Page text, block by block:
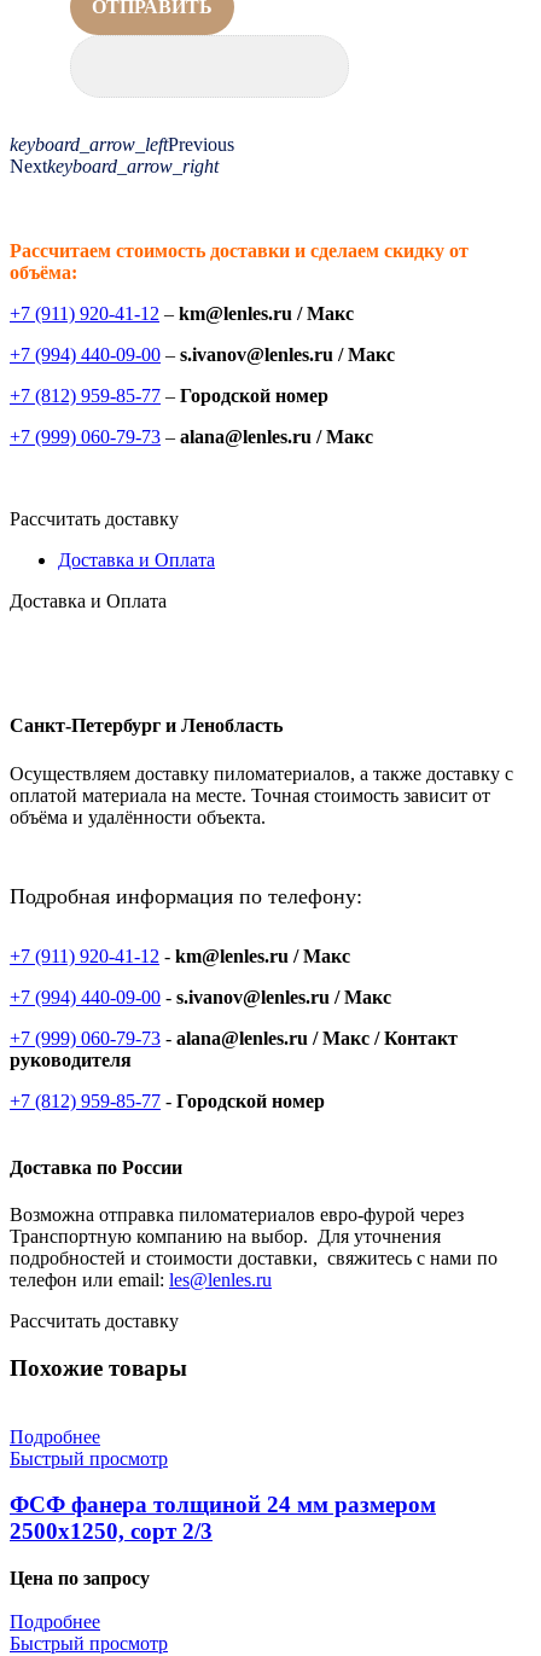
ОТПРАВИТЬ
keyboard_arrow_leftPrevious
Nextkeyboard_arrow_right
Рассчитаем стоимость доставки и сделаем скидку от
объёма:
+7 (911) 920-41-12 – km@lenles.ru / Макс
+7 (994) 440-09-00 – s.ivanov@lenles.ru / Макс
+7 (812) 959-85-77 – Городской номер
+7 (999) 060-79-73 – alana@lenles.ru / Макс
Рассчитать доставку
Доставка и Оплата
Доставка и Оплата
Санкт-Петербург и Ленобласть
Осуществляем доставку пиломатериалов, а также доставку с
оплатой материала на месте. Точная стоимость зависит от
объёма и удалённости объекта.
Подробная информация по телефону:
+7 (911) 920-41-12 - km@lenles.ru / Макс
+7 (994) 440-09-00 - s.ivanov@lenles.ru / Макс
+7 (999) 060-79-73 - alana@lenles.ru / Макс / Контакт
руководителя
+7 (812) 959-85-77 - Городской номер
Доставка по России
Возможна отправка пиломатериалов евро-фурой через
Транспортную компанию на выбор. Для уточнения
подробностей и стоимости доставки, свяжитесь с нами по
телефон или email: les@lenles.ru
Рассчитать доставку
Похожие товары
Подробнее
Быстрый просмотр
ФСФ фанера толщиной 24 мм размером
2500х1250, сорт 2/3
Цена по запросу
Подробнее
Быстрый просмотр